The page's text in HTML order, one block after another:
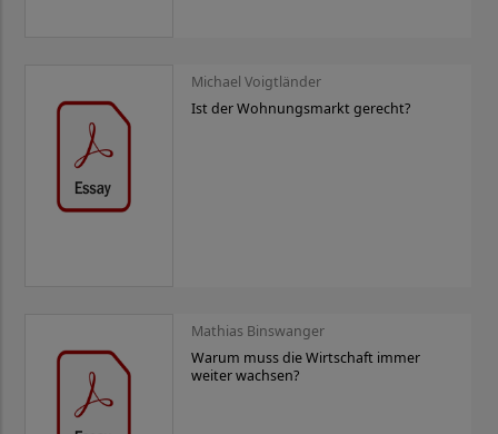
Michael Voigtländer
Ist der Wohnungsmarkt gerecht?
Mathias Binswanger
Warum muss die Wirtschaft immer
weiter wachsen?